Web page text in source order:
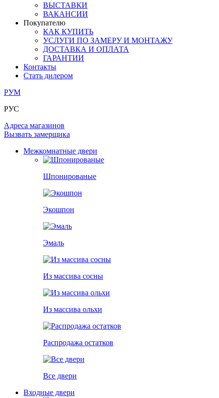
РАСПРОДАЖА ОСТАТКОВ
ВСЕ ДВЕРИ
ОГРАНИЧИТЕЛИ
ПЕТЛИ
РАЗДВИЖНАЯ СИСТЕМА
ВЫСТАВКИ
ВАКАНСИИ
Покупателю
КАК КУПИТЬ
УСЛУГИ ПО ЗАМЕРУ И МОНТАЖУ
ДОСТАВКА И ОПЛАТА
ГАРАНТИИ
Контакты
Стать дилером
РУМ
РУС
Адреса магазинов
Вызвать замерщика
Межкомнатные двери
Шпонированые
Экошпон
Эмаль
Из массива сосны
Из массива ольхи
Распродажа остатков
Все двери
Входные двери